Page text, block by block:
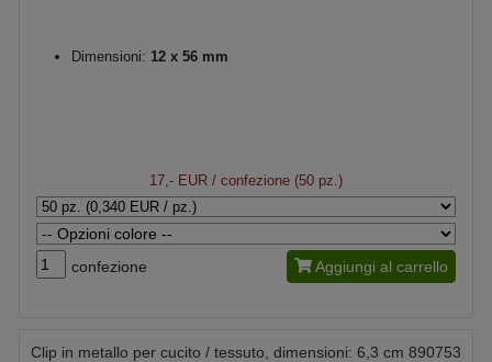
Dimensioni: 12 x 56 mm
17,- EUR / confezione (50 pz.)
confezione Aggiungi al carrello
Clip in metallo per cucito / tessuto, dimensioni: 6,3 cm 890753